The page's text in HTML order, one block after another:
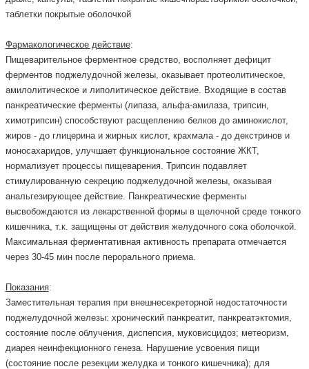
таблетки покрытые оболочкой
Фармакологическое действие:
Пищеварительное ферментное средство, восполняет дефицит
ферментов поджелудочной железы, оказывает протеолитическое,
амилолитическое и липолитическое действие. Входящие в состав
панкреатические ферменты (липаза, альфа-амилаза, трипсин,
химотрипсин) способствуют расщеплению белков до аминокислот,
жиров - до глицерина и жирных кислот, крахмала - до декстринов и
моносахаридов, улучшает функциональное состояние ЖКТ,
нормализует процессы пищеварения. Трипсин подавляет
стимулированную секрецию поджелудочной железы, оказывая
анальгезирующее действие. Панкреатические ферменты
высвобождаются из лекарственной формы в щелочной среде тонкого
кишечника, т.к. защищены от действия желудочного сока оболочкой.
Максимальная ферментативная активность препарата отмечается
через 30-45 мин после перорального приема.
Показания:
Заместительная терапия при внешнесекреторной недостаточности
поджелудочной железы: хронический панкреатит, панкреатэктомия,
состояние после облучения, диспепсия, муковисцидоз; метеоризм,
диарея неинфекционного генеза. Нарушение усвоения пищи
(состояние после резекции желудка и тонкого кишечника); для